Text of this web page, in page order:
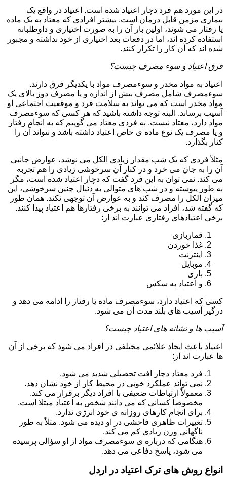
در این مورد هم فرد دچار اعتیاد شده است. اعتیاد در واقع یک
بیماری مزمن قابل درمان است. بیشتر افرادی که معتاد به یک ماده
یا رفتار می شوند، اولین بار آن را به صورت اختیاری و داوطلبانه
استفاده کرده اند، اما در دفعات بعد اختیاری از خود نداشته و مجبور
شده اند که آن کار را تکرار کنند.
فرق اعتیاد و سوء مصرف چیست؟
اعتیاد به مواد مخدر و سوءمصرف مواد با یکدیگر فرق دارند.
سوءمصرف شامل مصرف بیش از اندازه و یا مصرف دوز بالای یک
مواد مخدر است که می تواند به سلامت فرد و موقعیت اجتماعی او
آسیب برساند. البته توجه داشته باشید که هر کسی که سوءمصرف
مواد دارد، معتاد نیست. به فردی معتاد می گوییم که به انجام رفتار
و یا مصرف یک نوع ماده ی خاص اعتیاد داشته باشد و نتواند آن را
کنار بگذارد.
مثلاً فردی که یک شب مقدار زیادی الکل می نوشد، عوارض جانبی
آن را به جان می خرد و در کنار آن سرخوشی زیادی را هم تجربه
می کند. نمی توان به این فرد گفت که دچار اعتیاد شده است، مگر
به طور پیوسته و در شب های متوالی به دنبال چنین سرخوشی، این
میزان الکل را مصرف کند و به عوارض آن توجهی نکند. همان طور
که گفته شد، افراد می توانند به برخی رفتارها هم اعتیاد پیدا کنند.
برخی اعتیادهای رفتاری عبارت اند از:
قماربازی
غذا خوردن
اینترنت
موبایل
بازی
و اعتیاد به سکس
کسی که اعتیاد دارد، سوءمصرف ماده یا رفتار را ادامه می دهد و
درگیر آسیب های بلند مدت آن می شود.
آسیب ها و نشانه های اعتیاد چیست؟
اعتیاد باعث ایجاد علائمی مختلفی در افراد می شود که برخی از آن
ها عبارت اند از:
فرد معتاد دچار افت تحصیلی شدید می شود.
نمی تواند عملکرد خوبی در محیط کار از خود نشان دهد.
معمولاً ارتباطات ضعیفی با افراد دیگر برقرار می کند.
مخصوصا کسانی که می دانند شخص به اعتیاد مبتلا است.
برای انجام کارهای روزانه ی خود انرژی ندارد.
تغییرات ظاهری فاحشی در او دیده می شود. مثلاً به طور
ناگهانی وزن زیادی کم می کند.
هنگامی که درباره ی سوءمصرف مواد از او سؤالی پرسیده
می شود، پاسخ دفاعی می دهد.
انواع روش های ترک اعتیاد در اردل